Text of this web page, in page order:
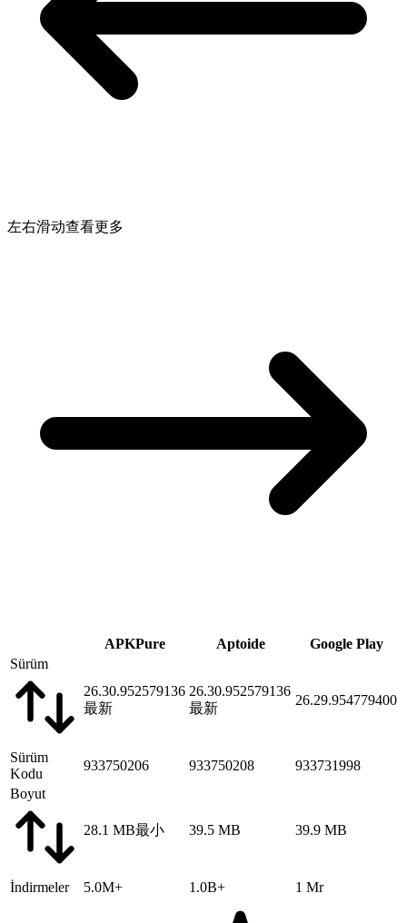
左右滑动查看更多
APKPure Aptoide
Google Play
Sürüm
26.30.952579136
最新
26.30.952579136
最新
26.29.954779400
Sürüm
Kodu
933750206 933750208
933731998
Boyut
28.1 MB最小 39.5 MB 39.9 MB
İndirmeler 5.0M+ 1.0B+ 1 Mr